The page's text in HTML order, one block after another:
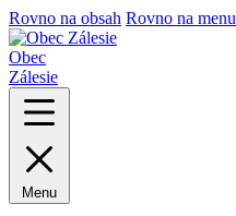
Rovno na obsah Rovno na menu
Obec
Zálesie
Menu